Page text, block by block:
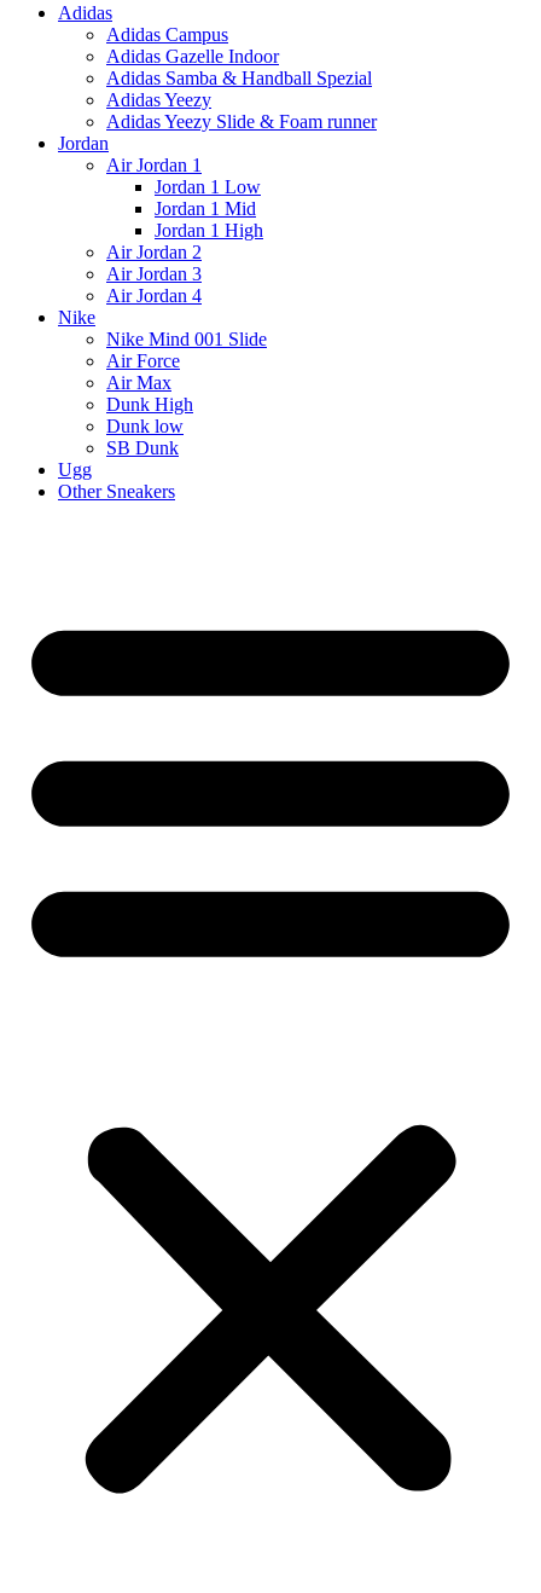
Adidas
Adidas Campus
Adidas Gazelle Indoor
Adidas Samba & Handball Spezial
Adidas Yeezy
Adidas Yeezy Slide & Foam runner
Jordan
Air Jordan 1
Jordan 1 Low
Jordan 1 Mid
Jordan 1 High
Air Jordan 2
Air Jordan 3
Air Jordan 4
Nike
Nike Mind 001 Slide
Air Force
Air Max
Dunk High
Dunk low
SB Dunk
Ugg
Other Sneakers